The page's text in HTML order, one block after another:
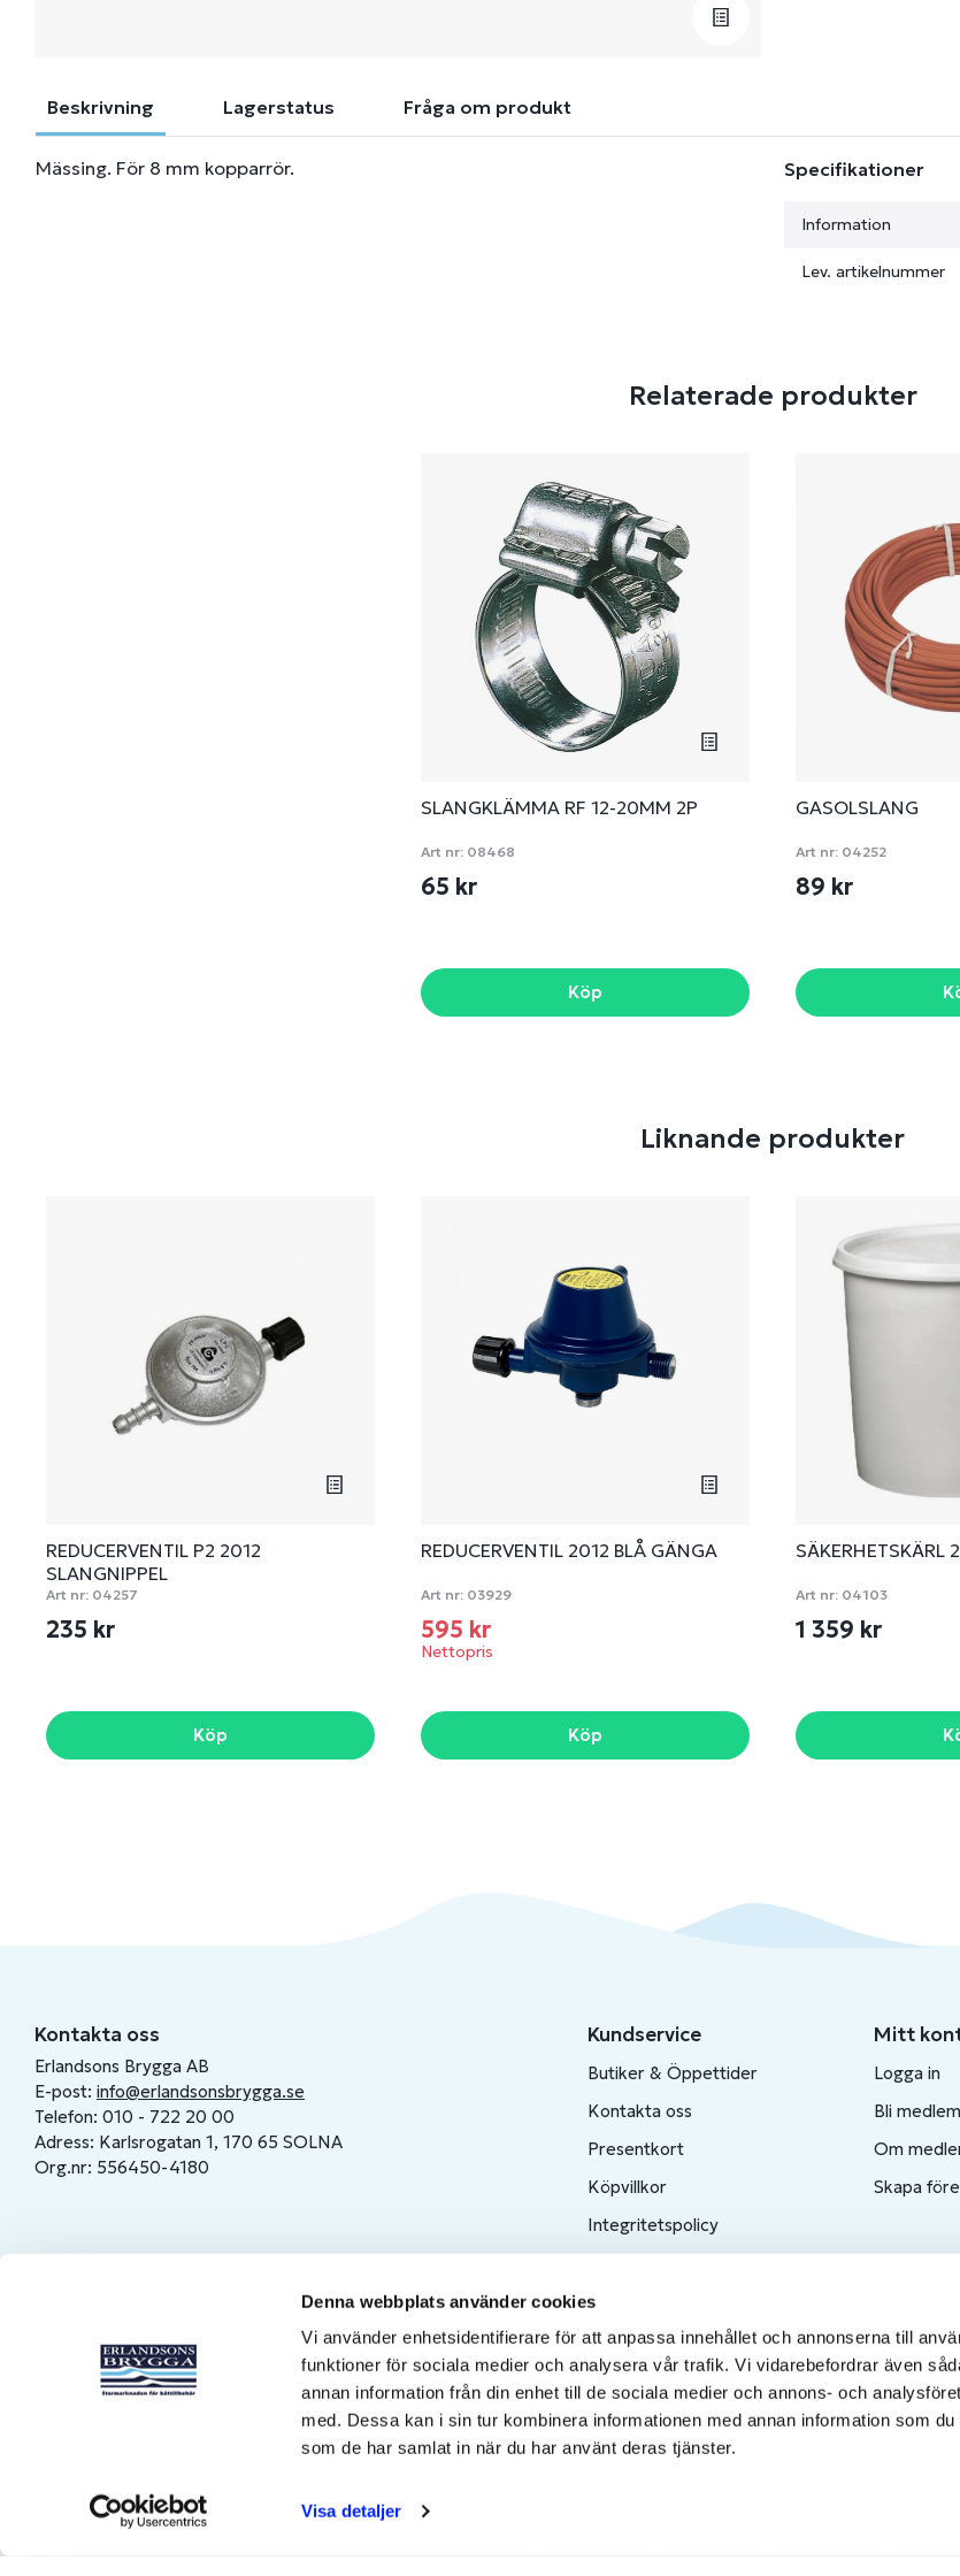
Denna webbplats använder cookies
Vi använder enhetsidentifierare för att anpassa innehållet och annonserna till
funktioner för sociala medier och analysera vår trafik. Vi vidarebefordrar även
annan information från din enhet till de sociala medier och annons- och
med. Dessa kan i sin tur kombinera informationen med annan information som
som de har samlat in när du har använt deras tjänster.
Visa detaljer
Beskrivning Lagerstatus Fråga om produkt
Mässing. För 8 mm kopparrör. Specifikationer
Information
Lev. artikelnummer
Relaterade produkter
SLANGKLÄMMA RF 12-20MM 2P
Art nr: 08468
65 kr
Köp
GASOLSLANG
Art nr: 04252
89 kr
Liknande produkter
REDUCERVENTIL P2 2012
SLANGNIPPEL
Art nr: 04257
235 kr
Köp
REDUCERVENTIL 2012 BLÅ GÄNGA
Art nr: 03929
595 kr
Nettopris
Köp
SÄKERHETSKÄRL
Art nr: 04103
1 359 kr
Kontakta oss
Erlandsons Brygga AB
E-post: info@erlandsonsbrygga.se
Telefon: 010 - 722 20 00
Adress: Karlsrogatan 1, 170 65 SOLNA
Org.nr: 556450-4180
Kundservice
Butiker & Öppettider
Kontakta oss
Presentkort
Köpvillkor
Integritetspolicy
Ångra ditt köp
Mitt
Logga in
Bli
Om
Skapa